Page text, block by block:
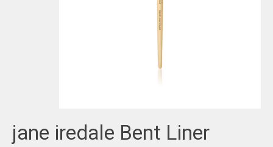
jane iredale Bent Liner